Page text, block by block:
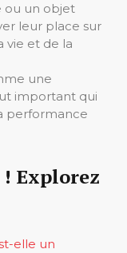
ou un objet
leur place sur
vie et de la
une
important qui
performance
! Explorez
elle un